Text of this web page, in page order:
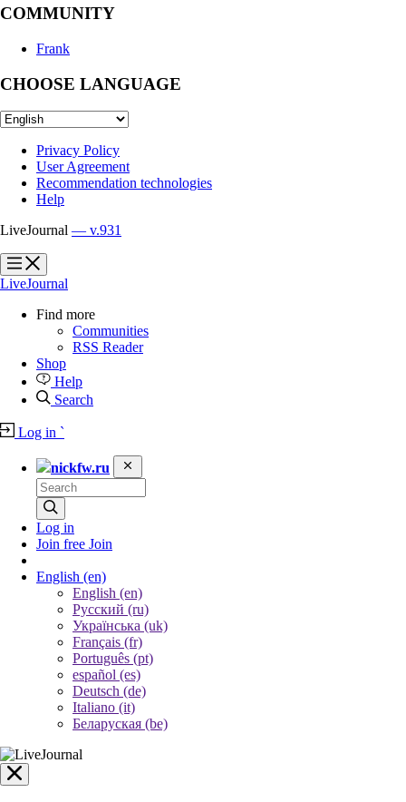
COMMUNITY
Frank
CHOOSE LANGUAGE
Privacy Policy
User Agreement
Recommendation technologies
Help
LiveJournal — v.931
?
?
LiveJournal
Find more
Communities
RSS Reader
Shop
Help
Search
Log in `
nickfw.ru
Log in
Join free Join
English (en)
English (en)
Русский (ru)
Українська (uk)
Français (fr)
Português (pt)
español (es)
Deutsch (de)
Italiano (it)
Беларуская (be)